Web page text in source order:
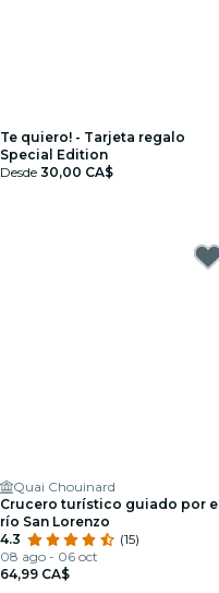
Te quiero! - Tarjeta regalo
Special Edition
Desde 30,00 CA$
Quai Chouinard
Crucero turístico guiado por el
río San Lorenzo
4.3
(15)
08 ago - 06 oct
64,99 CA$